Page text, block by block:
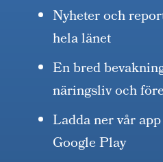
Nyheter och
hela länet
En bred
näringsliv och
Ladda ner vår
Google Play